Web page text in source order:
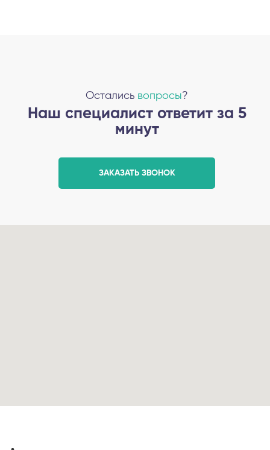
Остались вопросы?
Наш специалист ответит за 5
минут
ЗАКАЗАТЬ ЗВОНОК